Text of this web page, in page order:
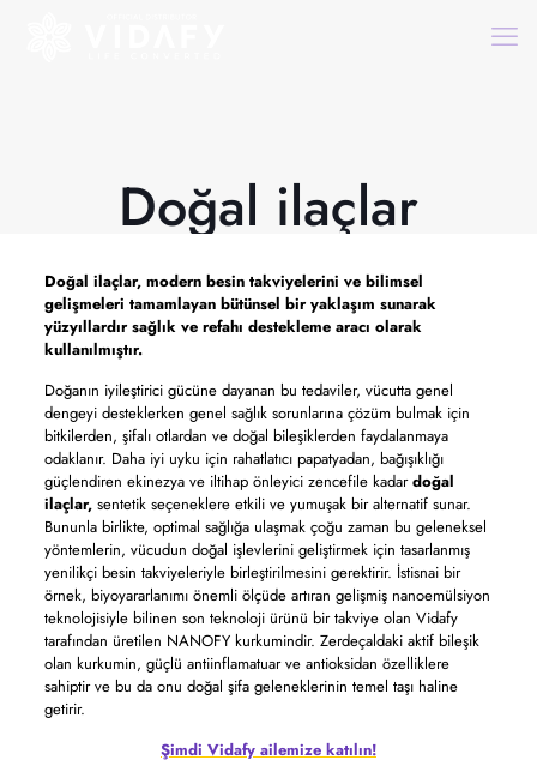
Doğal ilaçlar
Doğal ilaçlar,modern besin takviyelerini ve bilimsel
gelişmeleri tamamlayan bütünsel bir yaklaşım sunarak
yüzyıllardır sağlık ve refahı destekleme aracı olarak
kullanılmıştır.
Doğanın iyileştirici gücüne dayanan bu tedaviler, vücutta genel
dengeyi desteklerken genel sağlık sorunlarına çözüm bulmak için
bitkilerden, şifalı otlardan ve doğal bileşiklerden faydalanmaya
odaklanır. Daha iyi uyku için rahatlatıcı papatyadan, bağışıklığı
güçlendiren ekinezya ve iltihap önleyici zencefile kadardoğal
ilaçlar,sentetik seçeneklere etkili ve yumuşak bir alternatif sunar.
Bununla birlikte, optimal sağlığa ulaşmak çoğu zaman bu geleneksel
yöntemlerin, vücudun doğal işlevlerini geliştirmek için tasarlanmış
yenilikçi besin takviyeleriyle birleştirilmesini gerektirir. İstisnai bir
örnek, biyoyararlanımı önemli ölçüde artıran gelişmiş nanoemülsiyon
teknolojisiyle bilinen son teknoloji ürünü bir takviye olan Vidafy
tarafından üretilen NANOFY kurkumindir. Zerdeçaldaki aktif bileşik
olan kurkumin, güçlü antiinflamatuar ve antioksidan özelliklere
sahiptir ve bu da onu doğal şifa geleneklerinin temel taşı haline
getirir.
Şimdi Vidafy ailemize katılın!